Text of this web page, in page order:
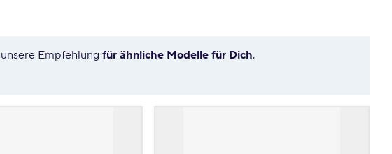
Empfehlung für ähnliche Modelle für Dich.